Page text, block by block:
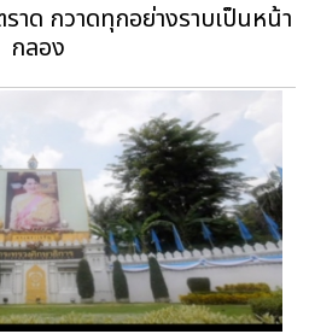
าด กวาดทุกอย่างราบเป็นหน้า
กลอง